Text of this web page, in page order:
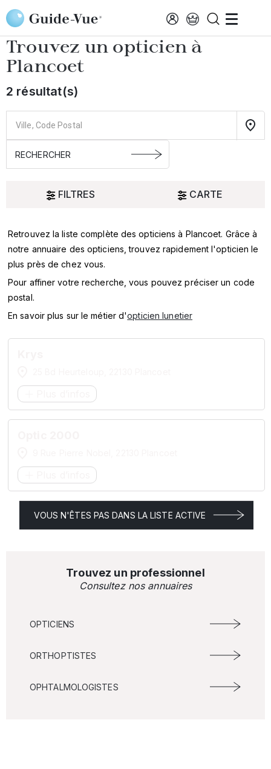
Aller au contenu principal
Accueil Choisir mon opticien
Trouvez un opticien à
Plancoet
2 résultat(s)
FILTRES CARTE
Oui
SERVICES
MARQUES
Retrouvez la liste complète des opticiens à Plancoet. Grâce à
notre annuaire des opticiens, trouvez rapidement l'opticien le
plus près de chez vous.
Pour affiner votre recherche, vous pouvez préciser un code
postal.
En savoir plus sur le métier d'opticien lunetier
VOUS N'ÊTES PAS DANS LA LISTE ACTIVE
Trouvez un professionnel
Consultez nos annuaires
OPTICIENS
ORTHOPTISTES
OPHTALMOLOGISTES